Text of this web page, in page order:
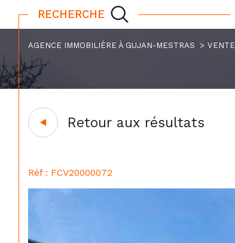
RECHERCHE
AGENCE IMMOBILIÈRE À GUJAN-MESTRAS VENTE
Retour aux résultats
Réf : FCV20000072